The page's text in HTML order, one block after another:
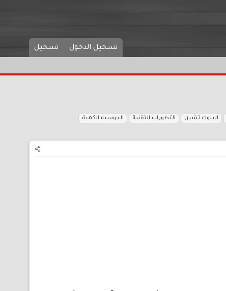
تسجيل الدخول تسجيل
البلوك تشين التطورات التقنية
الحوسبة الكمية